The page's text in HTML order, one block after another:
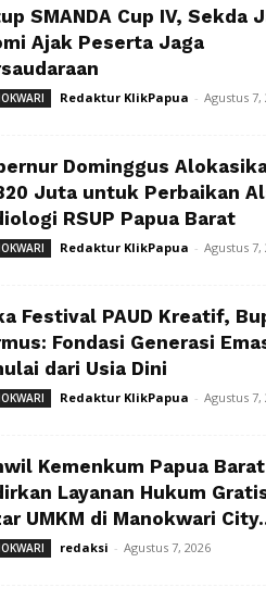
SMANDA Cup IV, Sekda
Ajak Peserta Jaga
Redaktur KlikPapua - Agustus 7,
Dominggus
Juta untuk Perbaikan
RSUP Papua Barat
Redaktur KlikPapua - Agustus 7,
Festival PAUD Kreatif,
Fondasi Generasi
dari Usia Dini
Redaktur KlikPapua - Agustus 7,
Kemenkum Papua Barat
Layanan Hukum
UMKM di Manokwari
redaksi - Agustus 7, 2026